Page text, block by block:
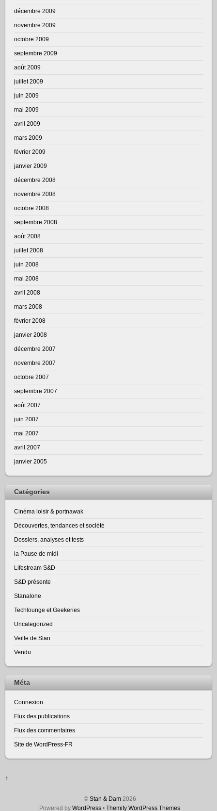
décembre 2009
novembre 2009
octobre 2009
septembre 2009
août 2009
juillet 2009
juin 2009
mai 2009
avril 2009
mars 2009
février 2009
janvier 2009
décembre 2008
novembre 2008
octobre 2008
septembre 2008
août 2008
juillet 2008
juin 2008
mai 2008
avril 2008
mars 2008
février 2008
janvier 2008
décembre 2007
novembre 2007
octobre 2007
septembre 2007
août 2007
juin 2007
mai 2007
avril 2007
janvier 2005
Catégories
Cinéma loisir & portnawak
Découvertes, tendances et société
Dossiers, analyses et tests
la Pause de midi
Lifestream S&D
S&D présente
Stanalone
Techlounge et Geekeries
Uncategorized
Veille de Stan
Vendu
Méta
Connexion
Flux des publications
Flux des commentaires
Site de WordPress-FR
↑
© Stan & Dam2026
Powered by WordPress • Themify WordPress Themes